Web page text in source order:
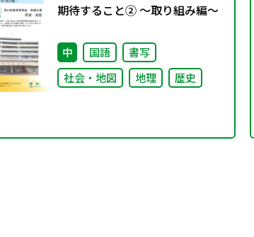
期待すること② ～取り組み編～
中 国語
書写
社会・地図
地理 歴史